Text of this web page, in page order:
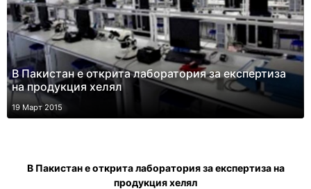
В Пакистан е открита лаборатория за експертиза
на продукция хелял
19 Март 2015
В Пакистан е открита лаборатория за експертиза на
продукция хелял